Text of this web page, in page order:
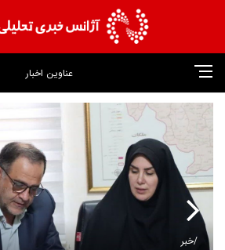
عناوین اخبار
خبر/